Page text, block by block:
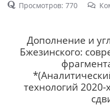
Просмотров: 770
Дополнение и
Бжезинского:
технологий